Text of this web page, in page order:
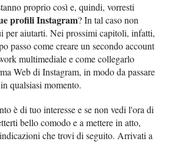
proprio così e, quindi, vorresti
profili Instagram? In tal caso non
per aiutarti. Nei prossimi capitoli, infatti,
passo come creare un secondo account
multimediale e come collegarlo
Web di Instagram, in modo da passare
qualsiasi momento.
è di tuo interesse e se non vedi l'ora di
bello comodo e a mettere in atto,
che trovi di seguito. Arrivati a